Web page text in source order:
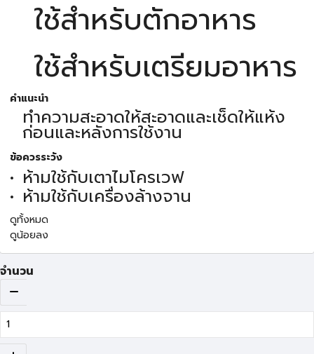
ใช้สำหรับตักอาหาร
ใช้สำหรับเตรียมอาหาร
คำแนะนำ
ทำความสะอาดให้สะอาดและเช็ดให้แห้ง
ก่อนและหลังการใช้งาน
ข้อควรระวัง
ห้ามใช้กับเตาไมโครเวฟ
ห้ามใช้กับเครื่องล้างจาน
ดูทั้งหมด
ดูน้อยลง
จำนวน